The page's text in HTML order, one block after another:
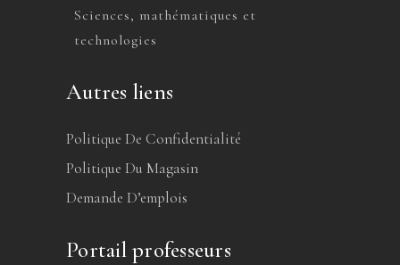
Sciences, mathématiques et
technologies
Autres liens
Politique De Confidentialité
Politique Du Magasin
Demande D’emplois
Portail professeurs